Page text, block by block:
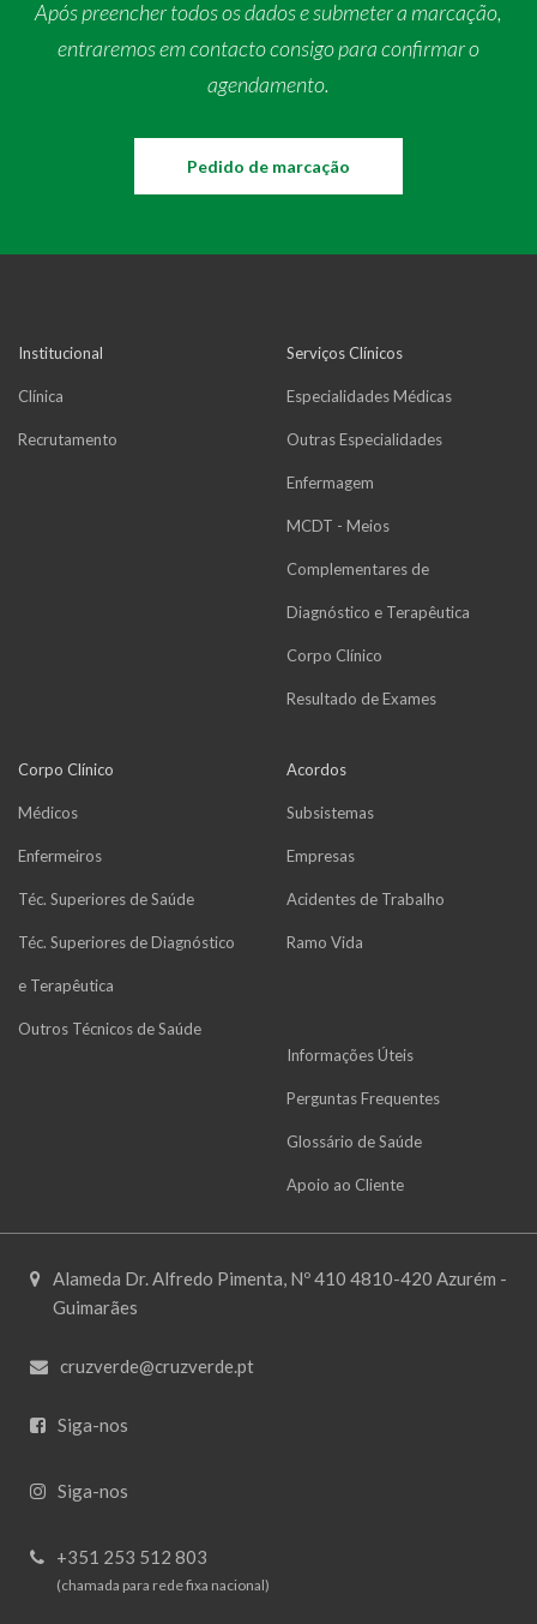
Após preencher todos os dados e submeter a marcação,
entraremos em contacto consigo para confirmar o
agendamento.
Pedido de marcação
Institucional
Clínica
Recrutamento
Serviços Clínicos
Especialidades Médicas
Outras Especialidades
Enfermagem
MCDT - Meios
Complementares de
Diagnóstico e Terapêutica
Corpo Clínico
Resultado de Exames
Corpo Clínico
Médicos
Enfermeiros
Téc. Superiores de Saúde
Téc. Superiores de Diagnóstico
e Terapêutica
Outros Técnicos de Saúde
Acordos
Subsistemas
Empresas
Acidentes de Trabalho
Ramo Vida
Informações Úteis
Perguntas Frequentes
Glossário de Saúde
Apoio ao Cliente
Alameda Dr. Alfredo Pimenta, Nº 410 4810-420 Azurém -
Guimarães
cruzverde@cruzverde.pt
Siga-nos
Siga-nos
+351 253 512 803
(chamada para rede fixa nacional)